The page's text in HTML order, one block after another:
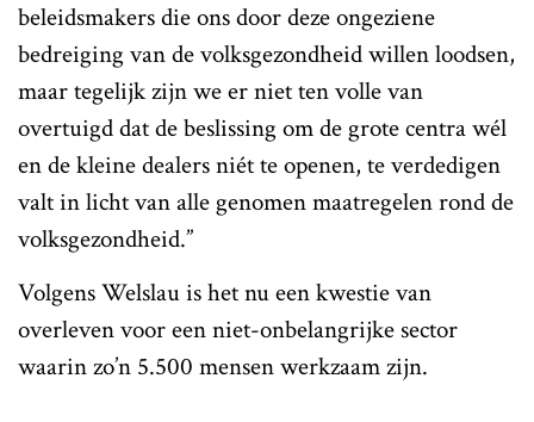
beleidsmakers die ons door deze ongeziene
bedreiging van de volksgezondheid willen loodsen,
maar tegelijk zijn we er niet ten volle van
overtuigd dat de beslissing om de grote centra wél
en de kleine dealers niét te openen, te verdedigen
valt in licht van alle genomen maatregelen rond de
volksgezondheid.”
Volgens Welslau is het nu een kwestie van
overleven voor een niet-onbelangrijke sector
waarin zo’n 5.500 mensen werkzaam zijn.